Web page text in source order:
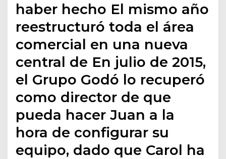
haber hecho El mismo año
reestructuró toda el área
comercial en una nueva
central de En julio de 2015,
el Grupo Godó lo recuperó
como director de que
pueda hacer Juan a la
hora de configurar su
equipo, dado que Carol ha